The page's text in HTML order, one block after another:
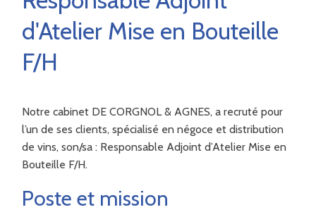
d'Atelier Mise en Bouteille
F/H
Notre cabinet DE CORGNOL & AGNES, a recruté pour
l’un de ses clients, spécialisé en négoce et distribution
de vins, son/sa : Responsable Adjoint d’Atelier Mise en
Bouteille F/H.
Poste et mission